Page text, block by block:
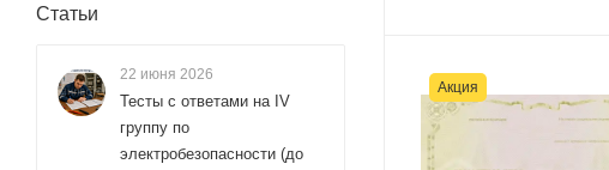
Акция
Статьи
22 июня 2026
Тесты с ответами на IV
группу по
электробезопасности (до